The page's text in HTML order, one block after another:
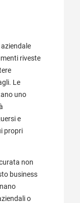
riveste
Le
uno
e
propri
non
business
o